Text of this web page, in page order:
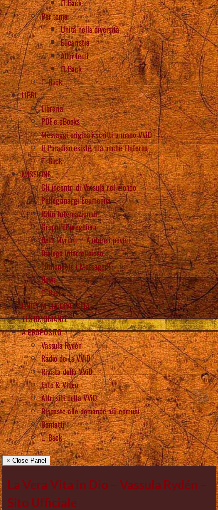
Back
Per tema
Unità nella diversità
Eucaristia
Altri temi
Back
Back
LIBRI
Libreria
PDF e eBooks
Messaggi originali scritti a mano VViD
Il Paradiso esiste, ma anche l’Inferno
Back
MISSIONE
Gli incontri di Vassula nel mondo
Pellegrinaggi Ecumenici
Ritiri Internazionali
Gruppi di preghiera
Beth Myriam – Aiutare i poveri
Dialogo interreligioso
“Diffondete i Messaggi”!
News
Back
UNITÀ NELLA DIVERSITÀ
TESTIMONIANZE
A PROPOSITO
Vassula Rydén
Radio de La VViD
Rivista della VViD
Foto & Video
Altri siti della VViD
Risposte alle domande più comuni
Contatti
Back
× Close Panel
La Vera Vita in Dio – Vassula Rydén –
Sito Ufficiale